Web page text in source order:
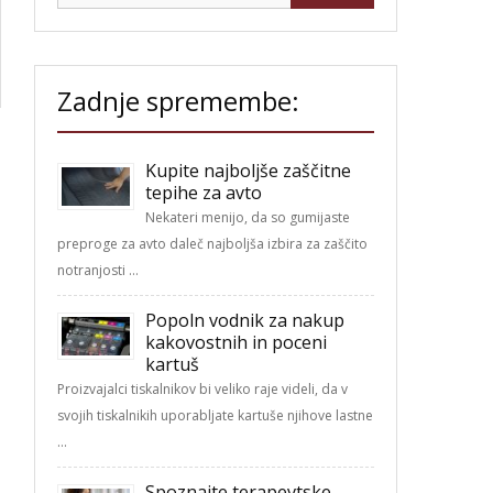
Zadnje spremembe:
Kupite najboljše zaščitne
tepihe za avto
Nekateri menijo, da so gumijaste
preproge za avto daleč najboljša izbira za zaščito
notranjosti …
Popoln vodnik za nakup
kakovostnih in poceni
kartuš
Proizvajalci tiskalnikov bi veliko raje videli, da v
svojih tiskalnikih uporabljate kartuše njihove lastne
…